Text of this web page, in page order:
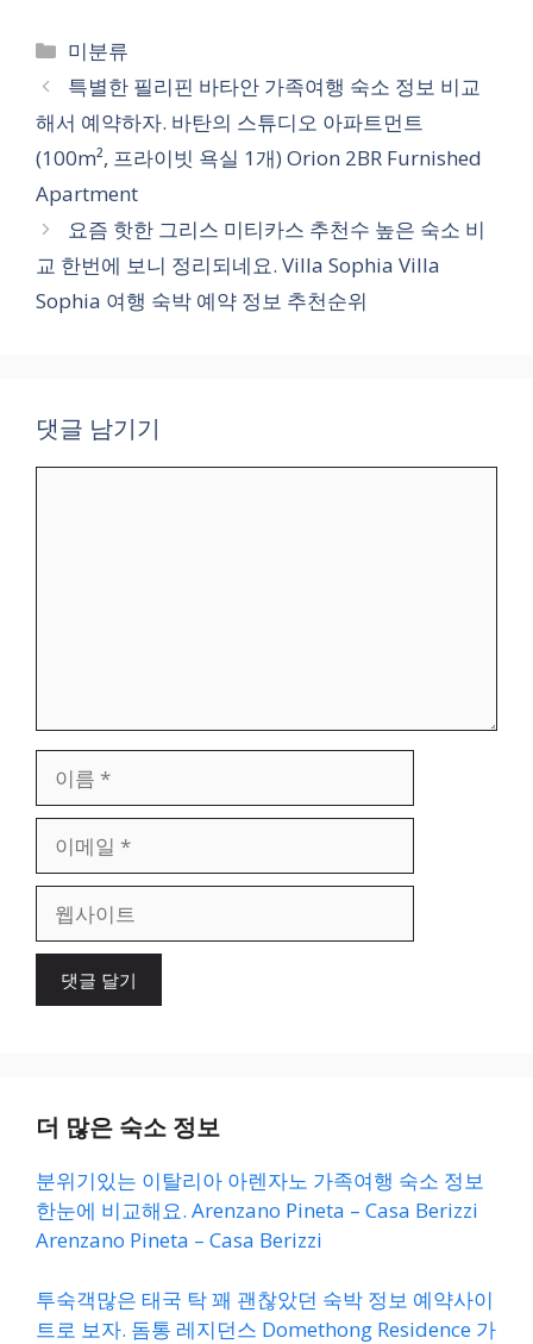
카
테
고
리
미분류
특별한 필리핀 바타안 가족여행 숙소 정보 비교
해서 예약하자. 바탄의 스튜디오 아파트먼트
(100m², 프라이빗 욕실 1개) Orion 2BR Furnished
Apartment
요즘 핫한 그리스 미티카스 추천수 높은 숙소 비
교 한번에 보니 정리되네요. Villa Sophia Villa
Sophia 여행 숙박 예약 정보 추천순위
댓글 남기기
일
이
더 많은 숙소 정보
분위기있는 이탈리아 아렌자노 가족여행 숙소 정보
한눈에 비교해요. Arenzano Pineta – Casa Berizzi
Arenzano Pineta – Casa Berizzi
투숙객많은 태국 탁 꽤 괜찮았던 숙박 정보 예약사이
트로 보자. 돔통 레지던스 Domethong Residence 가